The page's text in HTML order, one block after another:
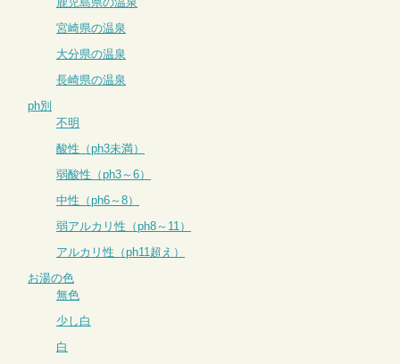
宮崎県の温泉
大分県の温泉
長崎県の温泉
ph別
不明
酸性（ph3未満）
弱酸性（ph3～6）
中性（ph6～8）
弱アルカリ性（ph8～11）
アルカリ性（ph11超え）
お湯の色
無色
少し白
白